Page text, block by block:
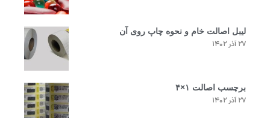
لیبل اصالت خام و نحوه چاپ روی آن
۲۷ آذر ۱۴۰۲
برچسب اصالت ۱×۴
۲۷ آذر ۱۴۰۲